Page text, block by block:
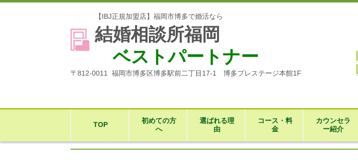
【IBJ正規加盟店】福岡市博多で婚活なら
結婚相談所福岡
ベストパートナー
〒812-0011 福岡市博多区博多駅前二丁目17-1 博多プレステージ本館1F
TOP
初めての方
へ
選ばれる理
由
コース・料
金
カウンセラ
ー紹介